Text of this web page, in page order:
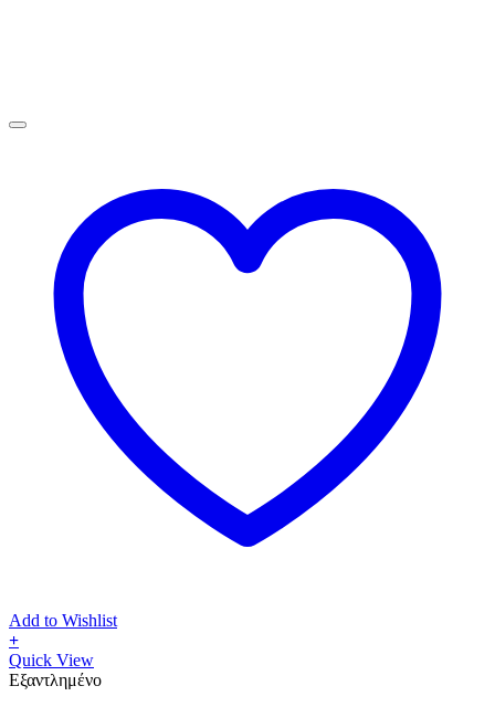
Add to Wishlist
+
Αυτό
το
Quick View
Εξαντλημένο